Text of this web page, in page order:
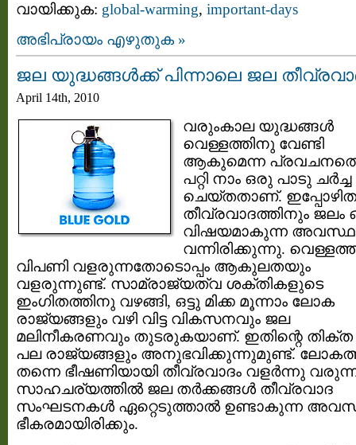
വായിക്കുക: global-warming, important-days
അഭിപ്രായം എഴുതുക »
ജല യുദ്ധങ്ങള്‍ക്ക് പിന്നാലെ ജല
April 14th, 2010
വരുംകാല യുദ്ധങ്ങള്‍
വെള്ളത്തിനു വേണ്ടി
ആകുമെന്ന
പറ്റി നാം ഒരു പാടു ചര്‍ച്ച
ചെയ്തതാണ്.
തീവ്രവാദത്തിനും ജലം
വിഷയമാകുന്ന അവസ്ഥ
വന്നിരിക്കുന്നു.
വിപണി വളരുന്നതോടൊപ്പം ആകുലതയും
വളരുന്നുണ്ട്. സാമ്രാജ്യത്വ ശക്തികളുടെ
ഇംഗിതത്തിനു വഴങ്ങി, ഒട്ടു മിക്ക മൂന്നാം ലോക
രാജ്യങ്ങളും വഴി വിട്ട വികസനവും ജല
മലിനീകരണവും തുടരുകയാണ്. ഇതിന്റെ
പല രാജ്യങ്ങളും അനുഭവിക്കുന്നുമുണ്ട്.
തന്നെ ഭീഷണിയായി തീവ്രവാദം വളര്‍ന്നു
സാഹചര്യത്തില്‍ ജല തര്‍ക്കങ്ങള്‍ തീവ്രവാദ
സംഘടനകള്‍ ഏറ്റെടുത്താല്‍ ഉണ്ടാകുന്ന
ഭീകരമായിരിക്കും.